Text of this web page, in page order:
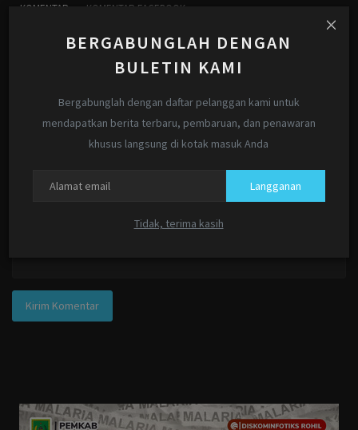
BERGABUNGLAH DENGAN
BULETIN KAMI
Bergabunglah dengan daftar pelanggan kami untuk
mendapatkan berita terbaru, pembaruan, dan penawaran
khusus langsung di kotak masuk Anda
Langganan
Tidak, terima kasih
KOMENTAR KOMENTAR FACEBOOK
Komentar
Kirim Komentar